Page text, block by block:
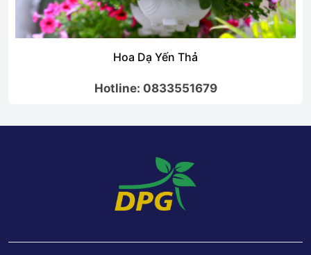
Hoa Dạ Yến Thả
Hotline: 0833551679